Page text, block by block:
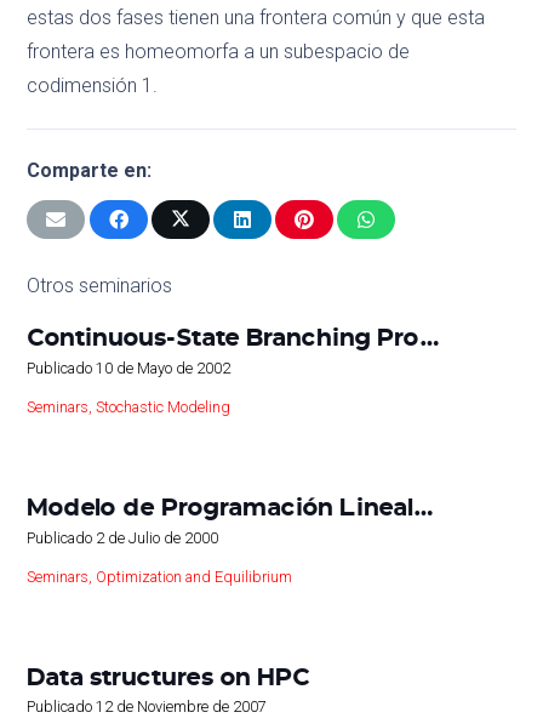
estas dos fases tienen una frontera común y que esta
frontera es homeomorfa a un subespacio de
codimensión 1.
Comparte en:
Otros seminarios
Continuous-State Branching Pro…
Publicado10 de Mayo de 2002
Seminars ,Stochastic Modeling
Modelo de Programación Lineal…
Publicado 2 de Julio de 2000
Seminars Optimization and Equilibrium
Data structures on HPC
Publicado12 de Noviembre de 2007